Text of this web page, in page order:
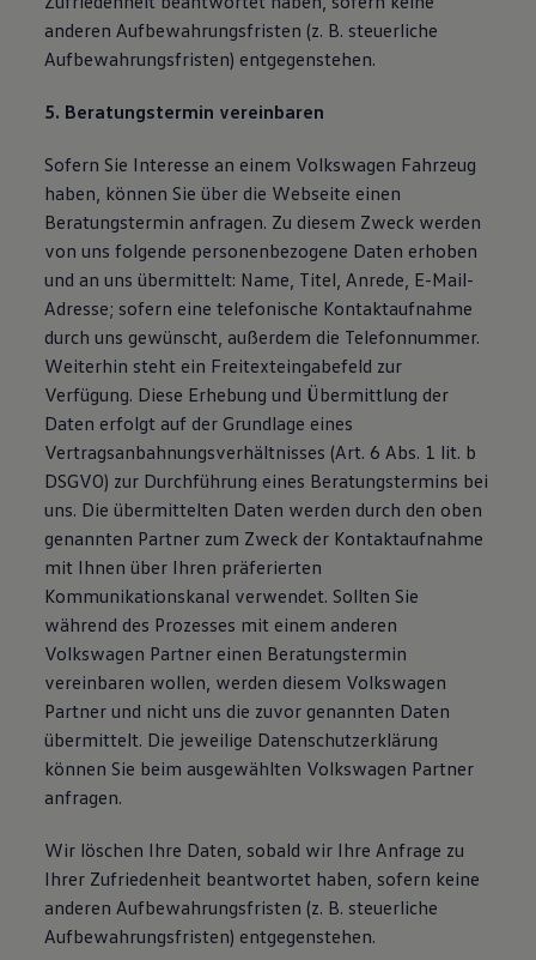
anderen Aufbewahrungsfristen (z. B. steuerliche
Aufbewahrungsfristen) entgegenstehen.
5. Beratungstermin vereinbaren
Sofern Sie Interesse an einem Volkswagen Fahrzeug
haben, können Sie über die Webseite einen
Beratungstermin anfragen. Zu diesem Zweck werden
von uns folgende personenbezogene Daten erhoben
und an uns übermittelt: Name, Titel, Anrede, E-Mail-
Adresse; sofern eine telefonische Kontaktaufnahme
durch uns gewünscht, außerdem die Telefonnummer.
Weiterhin steht ein Freitexteingabefeld zur
Verfügung. Diese Erhebung und Übermittlung der
Daten erfolgt auf der Grundlage eines
Vertragsanbahnungsverhältnisses (Art. 6 Abs. 1 lit. b
DSGVO) zur Durchführung eines Beratungstermins bei
uns. Die übermittelten Daten werden durch den oben
genannten Partner zum Zweck der Kontaktaufnahme
mit Ihnen über Ihren präferierten
Kommunikationskanal verwendet. Sollten Sie
während des Prozesses mit einem anderen
Volkswagen Partner einen Beratungstermin
vereinbaren wollen, werden diesem Volkswagen
Partner und nicht uns die zuvor genannten Daten
übermittelt. Die jeweilige Datenschutzerklärung
können Sie beim ausgewählten Volkswagen Partner
anfragen.
Wir löschen Ihre Daten, sobald wir Ihre Anfrage zu
Ihrer Zufriedenheit beantwortet haben, sofern keine
anderen Aufbewahrungsfristen (z. B. steuerliche
Aufbewahrungsfristen) entgegenstehen.